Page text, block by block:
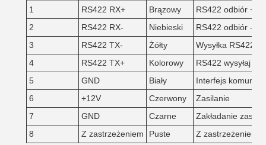
1
RS422 RX+ Brązowy
RS422 odbiór +
2
RS422 RX- Niebieski
RS422 odbiór -
3
RS422 TX- Żółty
Wysyłka RS422 -
4
RS422 TX+ Kolorowy
RS422 wysyłaj +
5
GND Biały
Interfejs
6
+12V Czerwony
Zasilanie
7
GND Czarne
Zakładanie
8
Z zastrzeżeniem Puste Z zastrzeżeniem